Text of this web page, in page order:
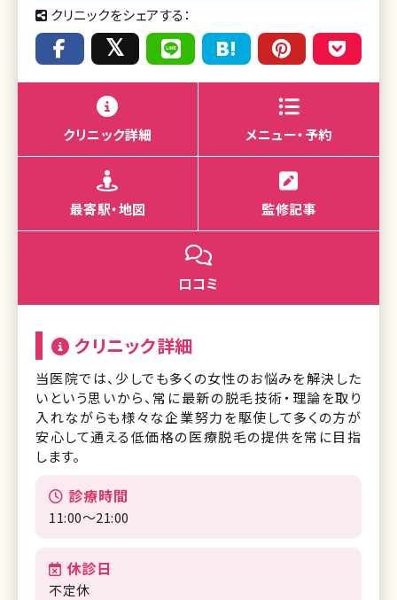
クリニックをシェアする：
クリニック詳細 メニュー・予約
最寄駅・地図 監修記事
口コミ
クリニック詳細
当医院では、少しでも多くの女性のお悩みを解決した
いという思いから、常に最新の脱毛技術・理論を取り
入れながらも様々な企業努力を駆使して多くの方が
安心して通える低価格の医療脱毛の提供を常に目指
します。
診療時間
11:00～21:00
休診日
不定休